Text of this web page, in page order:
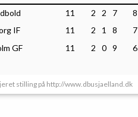
11 2 2 7
8
IF 11 2 1 8
7
GF 11 2 0 9 6
stilling på http://www.dbusjaelland.dk